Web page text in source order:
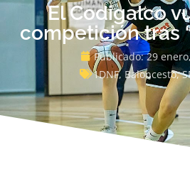
El Codigalco
competición tras
Publicado: 29
1DNF,Baloncesto,